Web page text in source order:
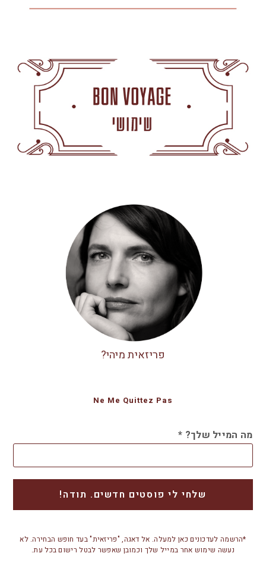
פריזאית מיהי?
Ne Me Quittez Pas
מה המייל שלך? *
*הרשמה לעדכונים כאן למעלה. אל דאגה, "פריזאית" בעד חופש הבחירה. לא
נעשה שימוש אחר במייל שלך וכמובן שאפשר לבטל רישום בכל עת.